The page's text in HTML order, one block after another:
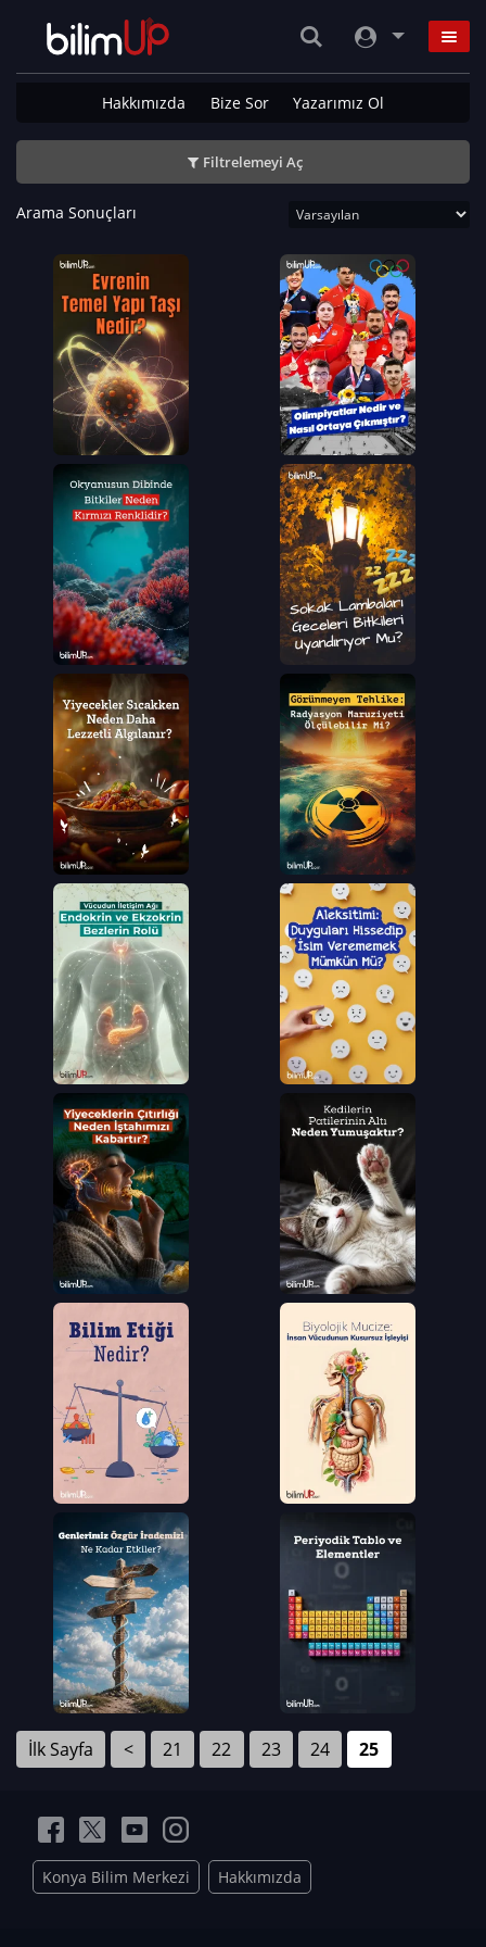
Hakkımızda Bize Sor Yazarımız Ol
Filtrelemeyi Aç
Arama Sonuçları
İlk Sayfa < 21 22 23 24 25
Konya Bilim Merkezi Hakkımızda